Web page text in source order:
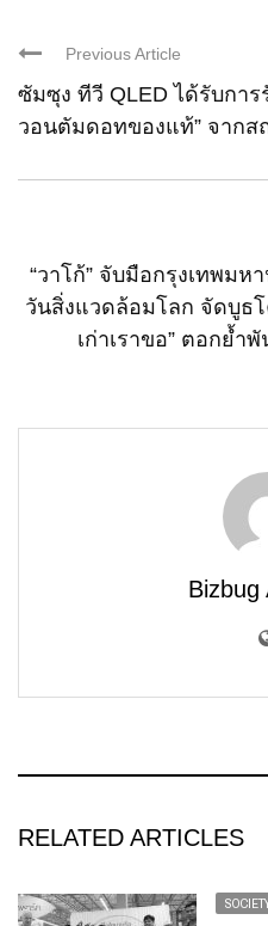
Previous Article
ซัมซุง ทีวี QLED ได้รับการ
วอนตัมดอทของแท้” จากส
“วาโก้” จับมือกรุงเทพม
วันสิ่งแวดล้อมโลก จัดบูธโ
เก่าเราขอ” ตอกย้ำ
Bizbug
RELATED ARTICLES